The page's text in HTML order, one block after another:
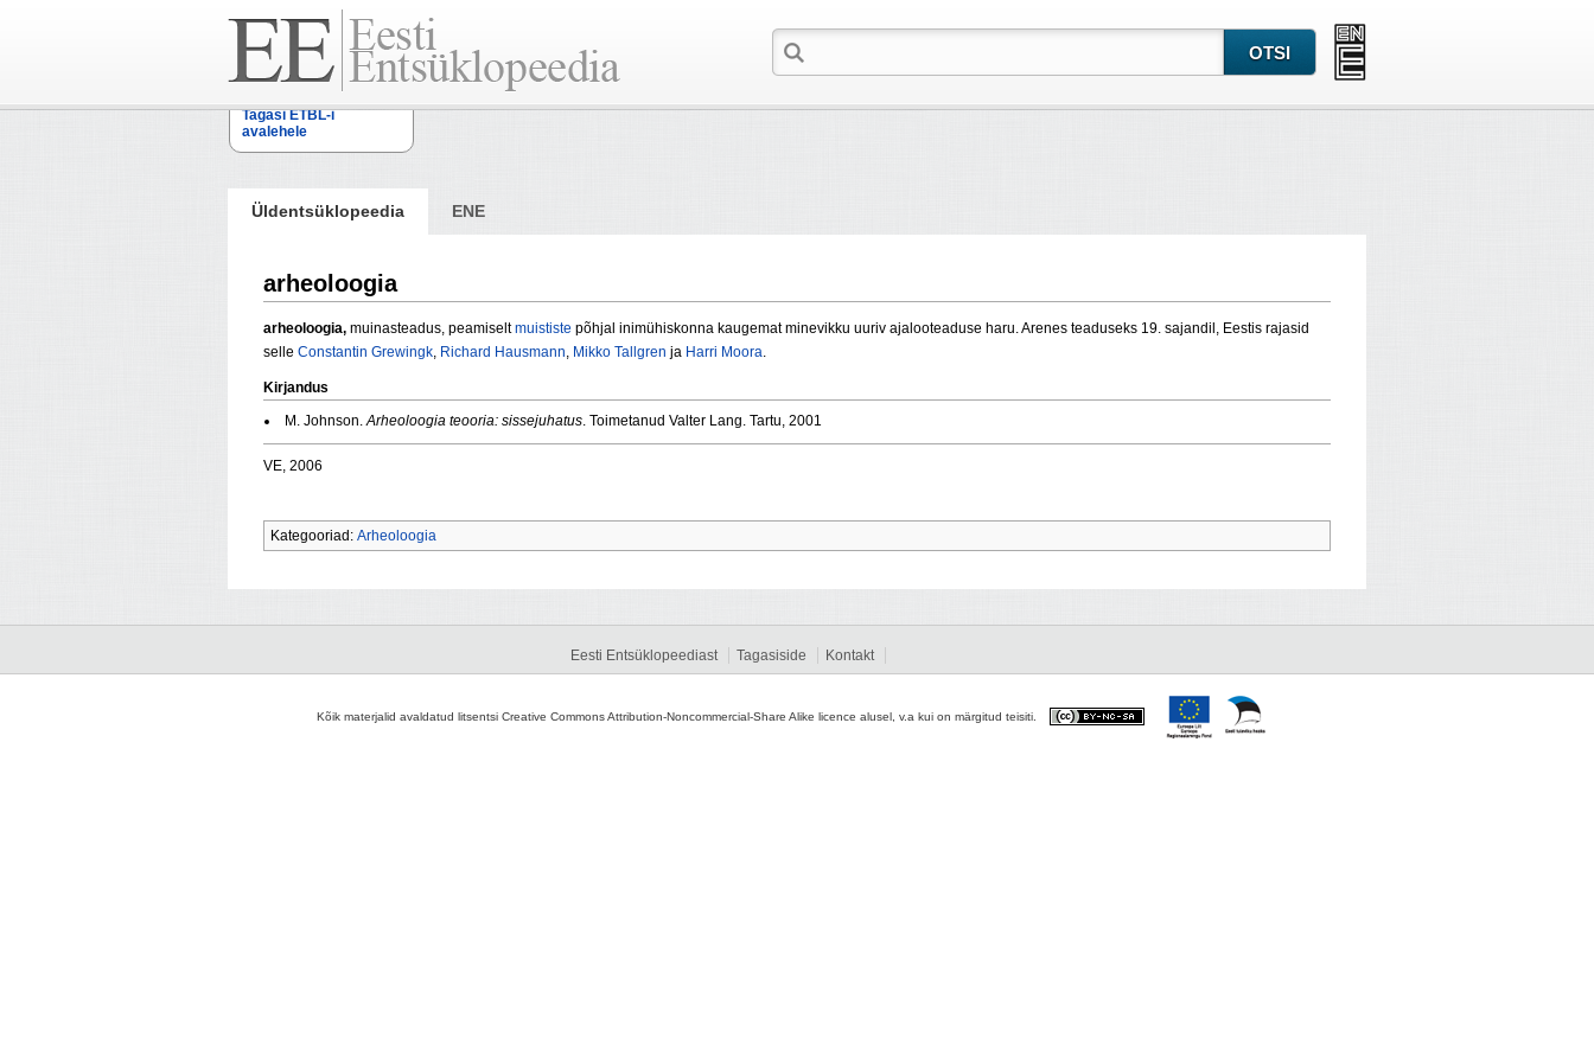
Tagasi ETBL-i
avalehele
Üldentsüklopeedia ENE
arheoloogia
arheoloogia, muinasteadus, peamiseltmuististe põhjal inimühiskonna kaugemat minevikku uuriv ajalooteaduse haru. Arenes teaduseks 19. sajandil, Eestis rajasid
selle Constantin Grewingk, Richard Hausmann, Mikko Tallgren ja Harri Moora.
Kirjandus
M. Johnson.Arheoloogia teooria: sissejuhatus. Toimetanud Valter Lang. Tartu, 2001
VE, 2006
Kategooriad: Arheoloogia
Eesti Entsüklopeediast Tagasiside Kontakt
Kõik materjalid avaldatud litsentsi Creative Commons Attribution-Noncommercial-Share Alike licence alusel, v.a kui on märgitud teisiti.